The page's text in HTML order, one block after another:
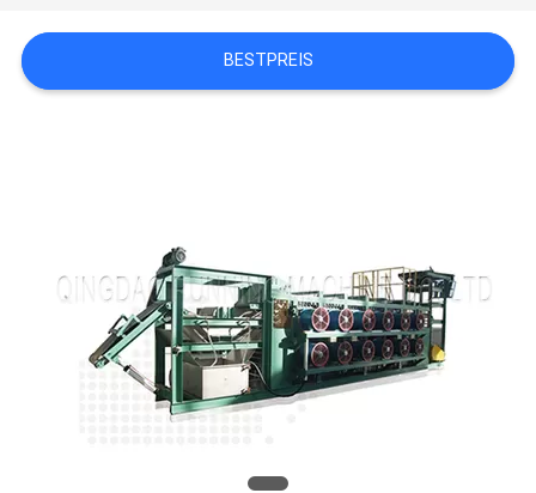
NACHRICHTEN
POLICY
BESTPREIS